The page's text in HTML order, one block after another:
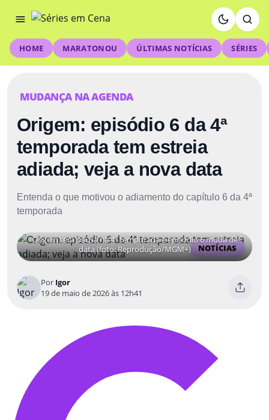
HOME MARATONOU ÚLTIMAS NOTÍCIAS SÉRIES
MUDANÇA NA AGENDA
Origem: episódio 6 da 4ª
temporada tem estreia
adiada; veja a nova data
Entenda o que motivou o adiamento do capítulo 6 da 4ª
temporada
NOTÍCIAS
Origem terá pausa na 4ª temporada e episódio 6 muda de
data (foto: Reprodução/MGM+)
Por Igor
19 de maio de 2026 às 12h41